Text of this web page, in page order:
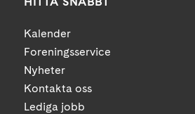
Kalender
Foreningsservice
Nyheter
Kontakta oss
Lediga jobb